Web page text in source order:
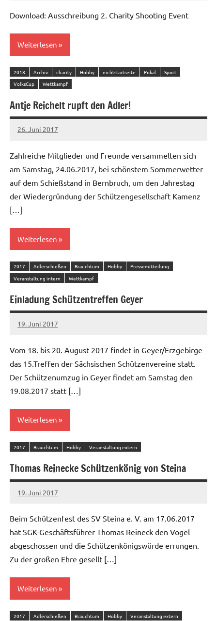
Download: Ausschreibung 2. Charity Shooting Event
Weiterlesen
2018 Archiv charity Hobby nichtstartseite Pokal
Sport
VolksCup
Wettkampf
Antje Reichelt rupft den Adler!
26. Juni 2017
admin
1 Kommentar
Zahlreiche Mitglieder und Freunde versammelten sich
am Samstag, 24.06.2017, bei schönstem Sommerwetter
auf dem Schießstand in Bernbruch, um den Jahrestag
der Wiedergründung der Schützengesellschaft Kamenz
[…]
Weiterlesen
2017 Adlerschießen Brauchtum Hobby
Pressemitteilung
Veranstaltung intern
Wettkampf
Einladung Schützentreffen Geyer
19. Juni 2017
admin
Vom 18. bis 20. August 2017 findet in Geyer/Erzgebirge
das 15.Treffen der Sächsischen Schützenvereine statt.
Der Schützenumzug in Geyer findet am Samstag den
19.08.2017 statt […]
Weiterlesen
2017 Brauchtum Hobby Veranstaltung extern
Thomas Reinecke Schützenkönig von Steina
19. Juni 2017
admin
Beim Schützenfest des SV Steina e. V. am 17.06.2017
hat SGK-Geschäftsführer Thomas Reineck den Vogel
abgeschossen und die Schützenkönigswürde errungen.
Zu der großen Ehre gesellt […]
Weiterlesen
2017 Adlerschießen Brauchtum Hobby Veranstaltung extern